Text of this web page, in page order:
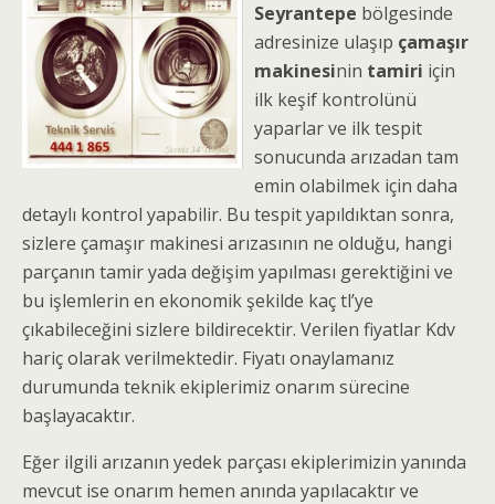
Seyrantepe bölgesinde
adresinize ulaşıp çamaşır
makinesinin tamiri için
ilk keşif kontrolünü
yaparlar ve ilk tespit
sonucunda arızadan tam
emin olabilmek için daha
detaylı kontrol yapabilir. Bu tespit yapıldıktan sonra,
sizlere çamaşır makinesi arızasının ne olduğu, hangi
parçanın tamir yada değişim yapılması gerektiğini ve
bu işlemlerin en ekonomik şekilde kaç tl’ye
çıkabileceğini sizlere bildirecektir. Verilen fiyatlar Kdv
hariç olarak verilmektedir. Fiyatı onaylamanız
durumunda teknik ekiplerimiz onarım sürecine
başlayacaktır.
Eğer ilgili arızanın yedek parçası ekiplerimizin yanında
mevcut ise onarım hemen anında yapılacaktır ve